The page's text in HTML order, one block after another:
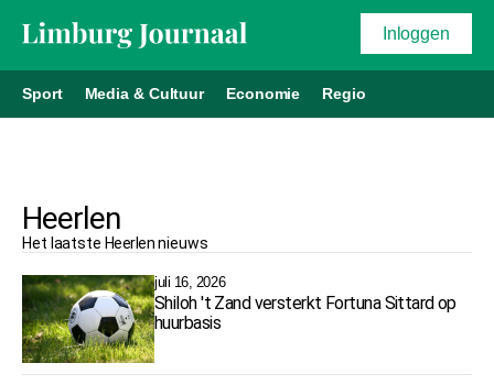
Inloggen
Sport Media & Cultuur Economie Regio
Heerlen
Het laatste Heerlennieuws
juli 16, 2026
Shiloh 't Zand versterkt Fortuna Sittard op
huurbasis